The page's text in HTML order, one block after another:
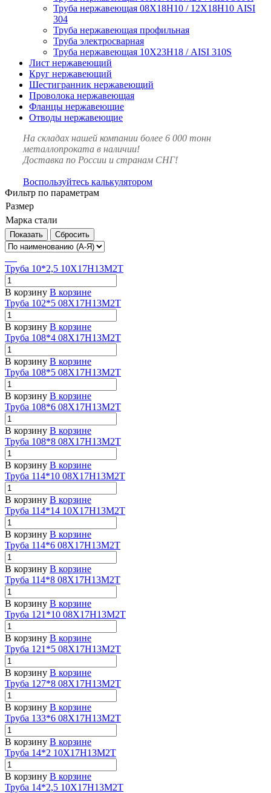
Труба нержавеющая 08Х18Н10 / 12Х18Н10 AISI
304
Труба нержавеющая профильная
Труба электросварная
Труба нержавеющая 10Х23Н18 / AISI 310S
Лист нержавеющий
Круг нержавеющий
Шестигранник нержавеющий
Проволока нержавеющая
Фланцы нержавеющие
Отводы нержавеющие
На складах нашей компании более 6 000 тонн
металлопроката в наличии!
Доставка по России и странам СНГ!
Воспользуйтесь калькулятором
Фильтр по параметрам
Размер
Марка стали
Сбросить
Труба 10*2,5 10Х17Н13М2Т
В корзину В корзине
Труба 102*5 08Х17Н13М2Т
В корзину В корзине
Труба 108*4 08Х17Н13М2Т
В корзину В корзине
Труба 108*5 08Х17Н13М2Т
В корзину В корзине
Труба 108*6 08Х17Н13М2Т
В корзину В корзине
Труба 108*8 08Х17Н13М2Т
В корзину В корзине
Труба 114*10 08Х17Н13М2Т
В корзину В корзине
Труба 114*14 10Х17Н13М2Т
В корзину В корзине
Труба 114*6 08Х17Н13М2Т
В корзину В корзине
Труба 114*8 08Х17Н13М2Т
В корзину В корзине
Труба 121*10 08Х17Н13М2Т
В корзину В корзине
Труба 121*5 08Х17Н13М2Т
В корзину В корзине
Труба 127*8 08Х17Н13М2Т
В корзину В корзине
Труба 133*6 08Х17Н13М2Т
В корзину В корзине
Труба 14*2 10Х17Н13М2Т
В корзину В корзине
Труба 14*2,5 10Х17Н13М2Т